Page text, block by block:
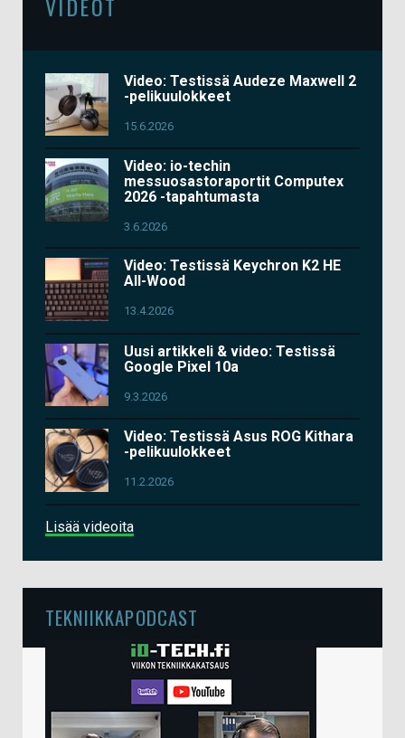
Video: Testissä Audeze Maxwell 2
-pelikuulokkeet
15.6.2026
Video: io-techin
messuosastoraportit Computex
2026 -tapahtumasta
3.6.2026
Video: Testissä Keychron K2 HE
All-Wood
13.4.2026
Uusi artikkeli & video: Testissä
Google Pixel 10a
9.3.2026
Video: Testissä Asus ROG Kithara
-pelikuulokkeet
11.2.2026
Lisää videoita
TEKNIIKKAPODCAST